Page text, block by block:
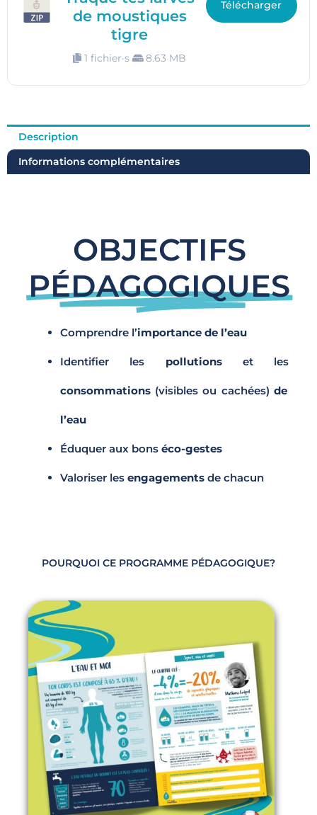
de moustiques
tigre
1 fichier·s 8.63 MB
Télécharger
Description
Informations complémentaires
OBJECTIFS
PÉDAGOGIQUES​
Comprendre l’importance de l’eau
Identifier les pollutions et les
consommations (visibles ou cachées) de
l’eau
Éduquer aux bonséco-gestes
Valoriser lesengagements de chacun
POURQUOI CE PROGRAMME PÉDAGOGIQUE?